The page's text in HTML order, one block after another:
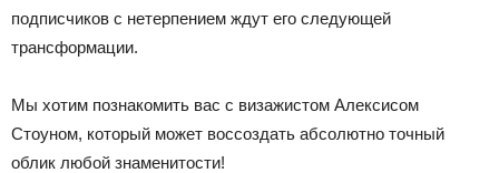
подписчиков с нетерпением ждут его следующей
трансформации.
Мы хотим познакомить вас с визажистом Алексисом
Стоуном, который может воссоздать абсолютно точный
облик любой знаменитости!